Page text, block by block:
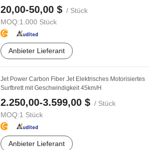
20,00-50,00 $ / Stück
MOQ:1.000 Stück
Anbieter Lieferant
Jet Power Carbon Fiber Jet Elektrisches Motorisiertes
Surfbrett mit Geschwindigkeit 45km/H
2.250,00-3.599,00 $ / Stück
MOQ:1 Stück
Anbieter Lieferant